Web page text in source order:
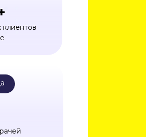
клиентов